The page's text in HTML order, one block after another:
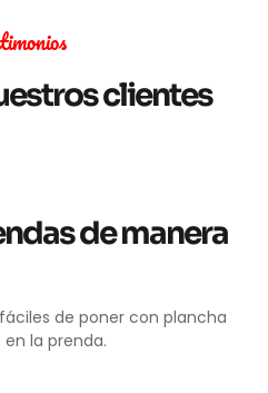
clientes
de manera
de poner con plancha
la prenda.